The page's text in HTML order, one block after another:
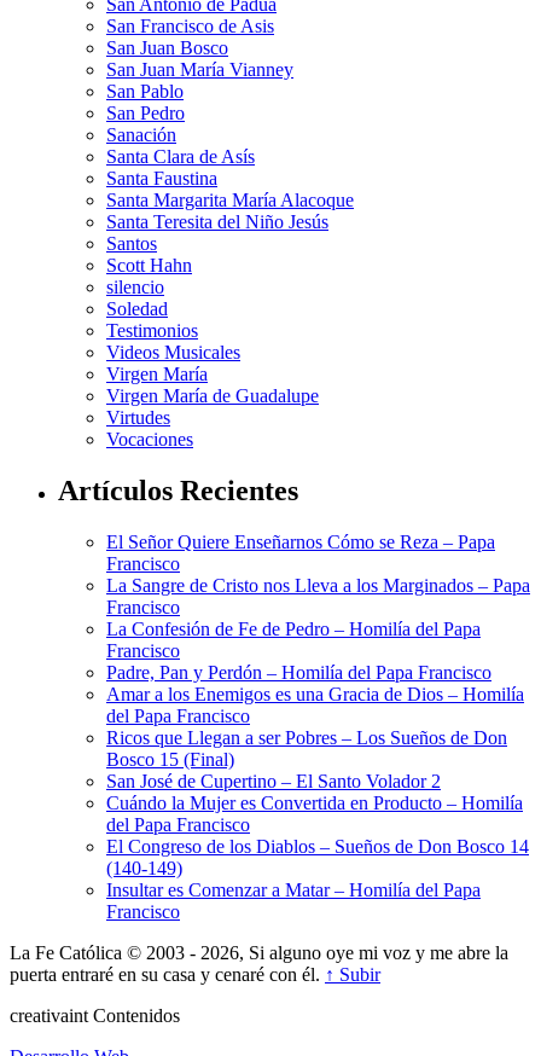
San Antonio de Padua
San Francisco de Asis
San Juan Bosco
San Juan María Vianney
San Pablo
San Pedro
Sanación
Santa Clara de Asís
Santa Faustina
Santa Margarita María Alacoque
Santa Teresita del Niño Jesús
Santos
Scott Hahn
silencio
Soledad
Testimonios
Videos Musicales
Virgen María
Virgen María de Guadalupe
Virtudes
Vocaciones
Artículos Recientes
El Señor Quiere Enseñarnos Cómo se Reza – Papa
Francisco
La Sangre de Cristo nos Lleva a los Marginados – Papa
Francisco
La Confesión de Fe de Pedro – Homilía del Papa
Francisco
Padre, Pan y Perdón – Homilía del Papa Francisco
Amar a los Enemigos es una Gracia de Dios – Homilía
del Papa Francisco
Ricos que Llegan a ser Pobres – Los Sueños de Don
Bosco 15 (Final)
San José de Cupertino – El Santo Volador 2
Cuándo la Mujer es Convertida en Producto – Homilía
del Papa Francisco
El Congreso de los Diablos – Sueños de Don Bosco 14
(140-149)
Insultar es Comenzar a Matar – Homilía del Papa
Francisco
La Fe Católica © 2003 - 2026, Si alguno oye mi voz y me abre la
puerta entraré en su casa y cenaré con él. ↑ Subir
creativaint Contenidos